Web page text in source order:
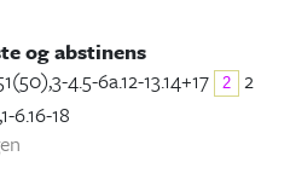
og abstinens
4.5-6a.12-13.14+17 2
2
6.16-18